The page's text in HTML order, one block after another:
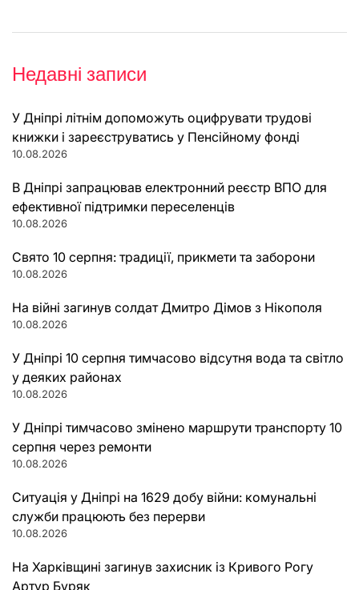
Недавні записи
У Дніпрі літнім допоможуть оцифрувати трудові
книжки і зареєструватись у Пенсійному фонді
10.08.2026
В Дніпрі запрацював електронний реєстр ВПО для
ефективної підтримки переселенців
10.08.2026
Свято 10 серпня: традиції, прикмети та заборони
10.08.2026
На війні загинув солдат Дмитро Дімов з Нікополя
10.08.2026
У Дніпрі 10 серпня тимчасово відсутня вода та світло
у деяких районах
10.08.2026
У Дніпрі тимчасово змінено маршрути транспорту 10
серпня через ремонти
10.08.2026
Ситуація у Дніпрі на 1629 добу війни: комунальні
служби працюють без перерви
10.08.2026
На Харківщині загинув захисник із Кривого Рогу
Артур Буряк